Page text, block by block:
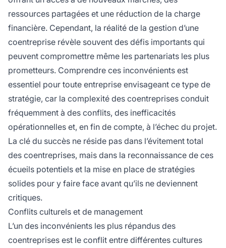
ressources partagées et une réduction de la charge
financière. Cependant, la réalité de la gestion d’une
coentreprise révèle souvent des défis importants qui
peuvent compromettre même les partenariats les plus
prometteurs. Comprendre ces inconvénients est
essentiel pour toute entreprise envisageant ce type de
stratégie, car la complexité des coentreprises conduit
fréquemment à des conflits, des inefficacités
opérationnelles et, en fin de compte, à l’échec du projet.
La clé du succès ne réside pas dans l’évitement total
des coentreprises, mais dans la reconnaissance de ces
écueils potentiels et la mise en place de stratégies
solides pour y faire face avant qu’ils ne deviennent
critiques.
Conflits culturels et de management
L’un des inconvénients les plus répandus des
coentreprises est le conflit entre différentes cultures